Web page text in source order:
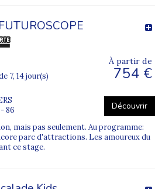
7, 14 jour(s)
86
À partir de
754 €
Découvrir
mais pas seulement. Au programme:
parc d'attractions. Les amoureux du
ce stage.